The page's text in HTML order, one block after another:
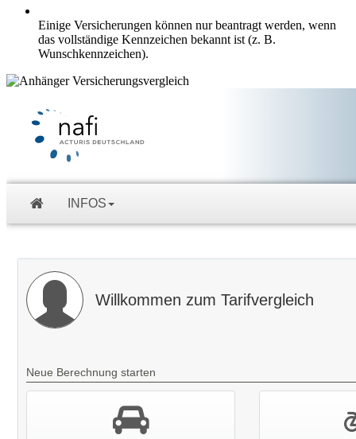
Einige Versicherungen können nur beantragt werden, wenn
das vollständige Kennzeichen bekannt ist (z. B.
Wunschkennzeichen).